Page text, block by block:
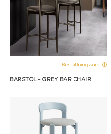
Beställningsvara
BARSTOL - GREY BAR CHAIR